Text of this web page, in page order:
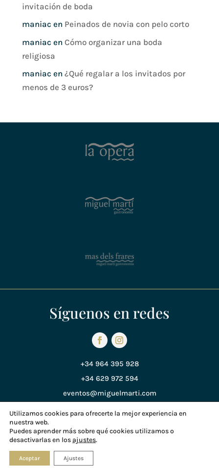
invitación de boda
maniac en Peinados de novia con pelo corto
maniac en Cómo organizar una boda
religiosa
maniac en ¿Qué regalar a los invitados por
menos de 3 euros?
Síguenos en redes
+34 964 395 928
+34 629 972 594
eventos@miguelmarti.com
Política de Privacidad
Política de Cookies
© Copyright 2018 Miguel Martí
Utilizamos cookies para ofrecerte la mejor experiencia en
nuestra web.
Puedes aprender más sobre qué cookies utilizamos o
desactivarlas en losajustes.
Aceptar Ajustes